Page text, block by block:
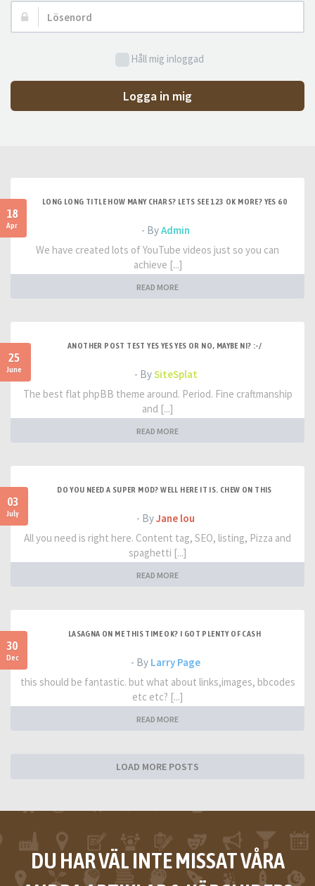
Lösenord:
Håll mig inloggad
Logga in mig
18
Apr
LONG LONG TITLE HOW MANY CHARS? LETS SEE 123 OK MORE? YES 60
- ByAdmin
We have created lots of YouTube videos just so you can
achieve [...]
READ MORE
25
June
ANOTHER POST TEST YES YES YES OR NO, MAYBE NI? :-/
- BySiteSplat
The best flat phpBB theme around. Period. Fine craftmanship
and [...]
READ MORE
03
July
DO YOU NEED A SUPER MOD? WELL HERE IT IS. CHEW ON THIS
- ByJane lou
All you need is right here. Content tag, SEO, listing, Pizza and
spaghetti [...]
READ MORE
30
Dec
LASAGNA ON ME THIS TIME OK? I GOT PLENTY OF CASH
- By Larry Page
this should be fantastic. but what about links,images, bbcodes
etc etc? [...]
READ MORE
LOAD MORE POSTS
DU HAR VÄL INTE MISSAT VÅRA